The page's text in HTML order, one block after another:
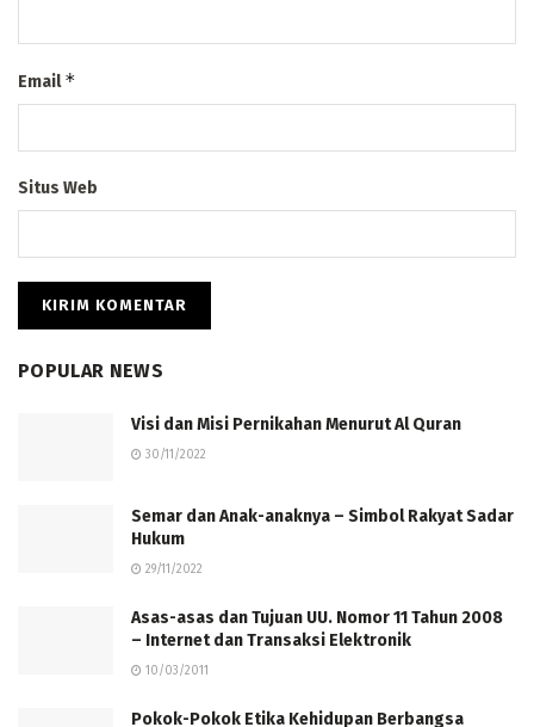
Email*
Situs Web
POPULAR NEWS
Visi dan Misi Pernikahan Menurut Al Quran
30/11/2022
Semar dan Anak-anaknya – Simbol Rakyat Sadar
Hukum
29/11/2022
Asas-asas dan Tujuan UU. Nomor 11 Tahun 2008
– Internet dan Transaksi Elektronik
10/03/2011
Pokok-Pokok Etika Kehidupan Berbangsa